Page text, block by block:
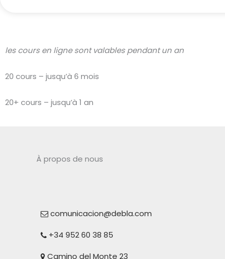
les cours en ligne sont valables pendant un an
20 cours – jusqu’à 6 mois
20+ cours – jusqu’à 1 an
À propos de nous
comunicacion@debla.com
+34 952 60 38 85
Camino del Monte 23